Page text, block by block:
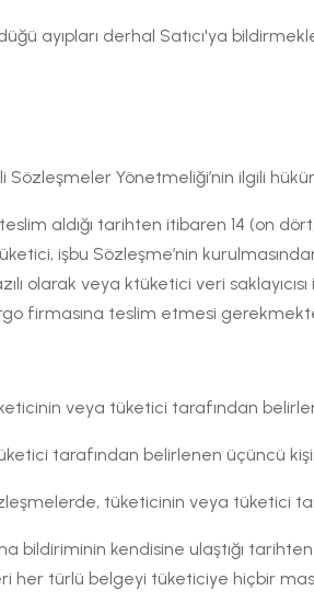
ayıpları derhal Satıcı'ya
Sözleşmeler Yönetmeliği’nin ilgili
teslim aldığı tarihten itibaren 14
işbu Sözleşme’nin
olarak veya ktüketici veri
firmasına teslim etmesi
veya tüketici tarafından
tarafından belirlenen üçüncü
tüketicinin veya tüketici
bildiriminin kendisine ulaştığı
her türlü belgeyi tüketiciye hiçbir